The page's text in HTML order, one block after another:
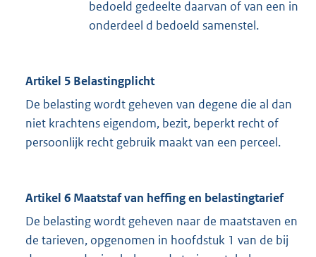
bedoeld gedeelte daarvan of van een in
onderdeel d bedoeld samenstel.
Artikel 5 Belastingplicht
De belasting wordt geheven van degene die al dan
niet krachtens eigendom, bezit, beperkt recht of
persoonlijk recht gebruik maakt van een perceel.
Artikel 6 Maatstaf van heffing en belastingtarief
De belasting wordt geheven naar de maatstaven en
de tarieven, opgenomen in hoofdstuk 1 van de bij